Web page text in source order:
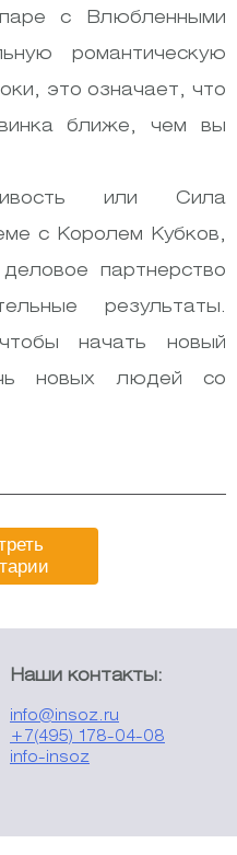
с Влюбленными
романтическую
это означает, что
ближе, чем вы
или Сила
с Королем Кубков,
партнерство
результаты.
начать новый
новых людей со
Наши контакты:
info@insoz.ru
+7(495) 178-04-08
info-insoz